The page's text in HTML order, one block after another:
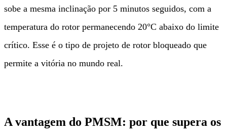
sobe a mesma inclinação por 5 minutos seguidos, com a
temperatura do rotor permanecendo 20°C abaixo do limite
crítico. Esse é o tipo de projeto de rotor bloqueado que
permite a vitória no mundo real.
A vantagem do PMSM: por que supera os